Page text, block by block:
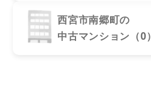
西宮市南郷町の
中古マンション（0）